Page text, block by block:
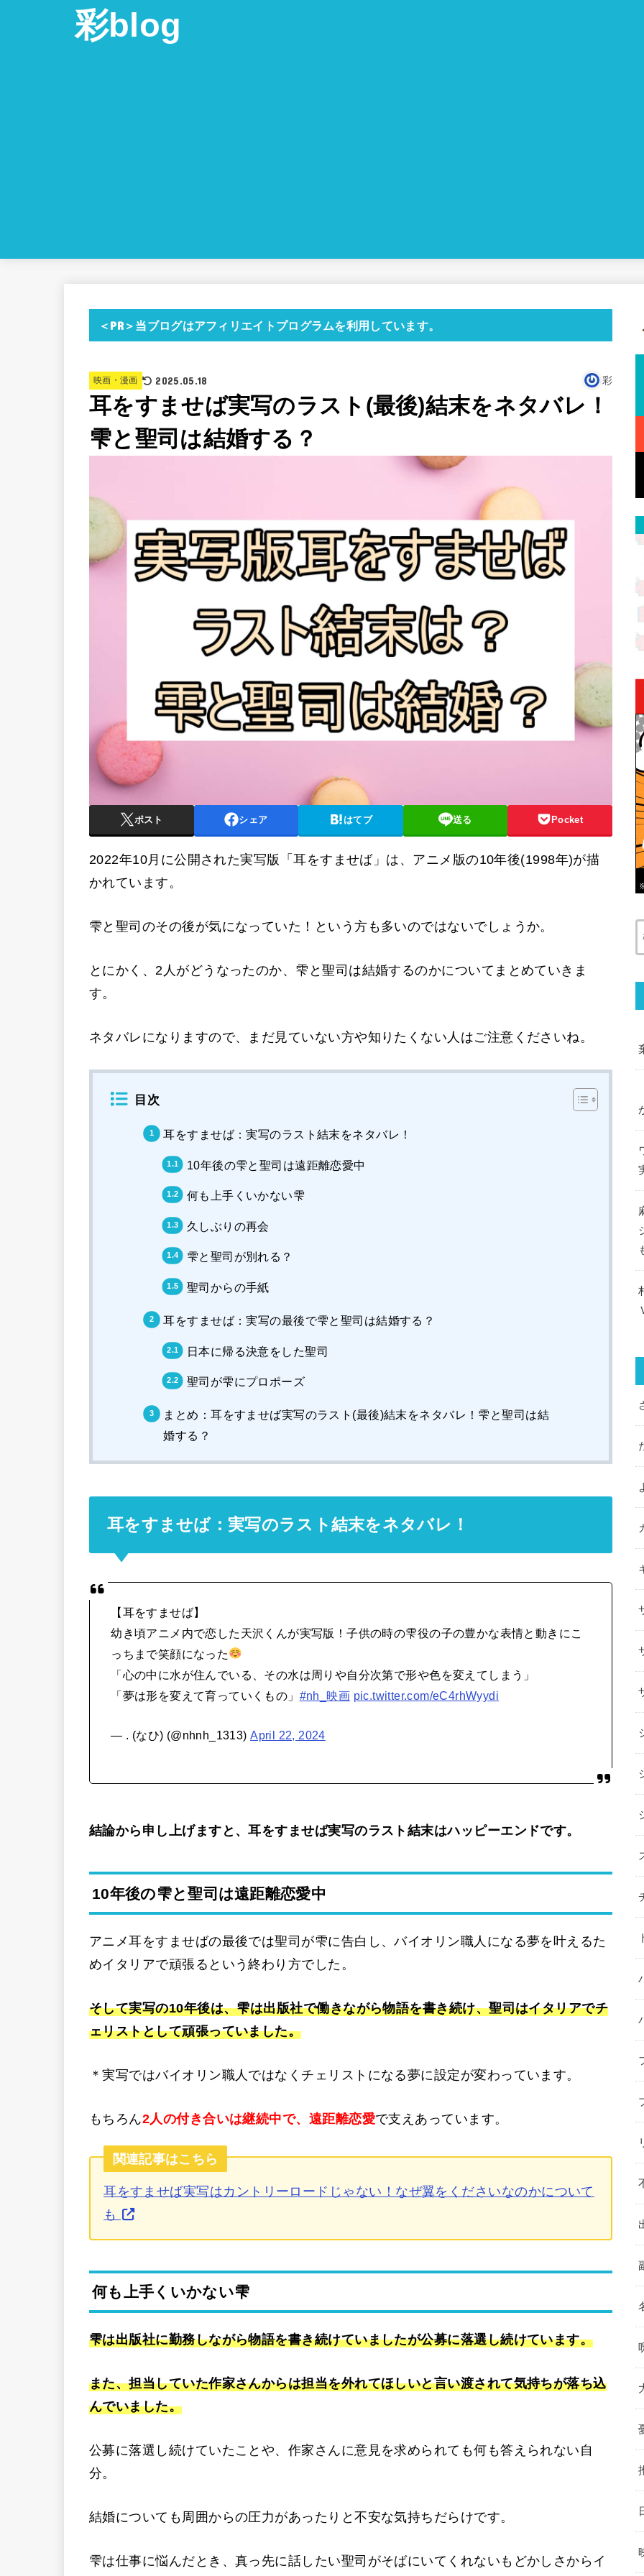
彩blog
＜PR＞当ブログはアフィリエイトプログラムを利用しています。
映画・漫画 2025.05.18 彩
耳をすませば実写のラスト(最後)結末をネタバレ！
雫と聖司は結婚する？
ポスト シェア はてブ 送る Pocket
2022年10月に公開された実写版「耳をすませば」は、アニメ版の10年後(1998年)が描
かれています。
雫と聖司のその後が気になっていた！という方も多いのではないでしょうか。
とにかく、2人がどうなったのか、雫と聖司は結婚するのかについてまとめていきま
す。
ネタバレになりますので、まだ見ていない方や知りたくない人はご注意くださいね。
目次
耳をすませば：実写のラスト結末をネタバレ！
10年後の雫と聖司は遠距離恋愛中
何も上手くいかない雫
久しぶりの再会
雫と聖司が別れる？
聖司からの手紙
耳をすませば：実写の最後で雫と聖司は結婚する？
日本に帰る決意をした聖司
聖司が雫にプロポーズ
まとめ：耳をすませば実写のラスト(最後)結末をネタバレ！雫と聖司は結
婚する？
耳をすませば：実写のラスト結末をネタバレ！
【耳をすませば】
幼き頃アニメ内で恋した天沢くんが実写版！子供の時の雫役の子の豊かな表情と動きにこ
っちまで笑顔になった
「心の中に水が住んでいる、その水は周りや自分次第で形や色を変えてしまう」
「夢は形を変えて育っていくもの」 #nh_映画 pic.twitter.com/eC4rhWyydi
— . (なひ) (@nhnh_1313) April 22, 2024
結論から申し上げますと、耳をすませば実写のラスト結末はハッピーエンドです。
10年後の雫と聖司は遠距離恋愛中
アニメ耳をすませばの最後では聖司が雫に告白し、バイオリン職人になる夢を叶えるた
めイタリアで頑張るという終わり方でした。
そして実写の10年後は、雫は出版社で働きながら物語を書き続け、聖司はイタリアでチ
ェリストとして頑張っていました。
＊実写ではバイオリン職人ではなくチェリストになる夢に設定が変わっています。
もちろん2人の付き合いは継続中で、遠距離恋愛で支えあっています。
関連記事はこちら
耳をすませば実写はカントリーロードじゃない！なぜ翼をくださいなのかについて
も
何も上手くいかない雫
雫は出版社に勤務しながら物語を書き続けていましたが公募に落選し続けています。
また、担当していた作家さんからは担当を外れてほしいと言い渡されて気持ちが落ち込
んでいました。
公募に落選し続けていたことや、作家さんに意見を求められても何も答えられない自
分。
結婚についても周囲からの圧力があったりと不安な気持ちだらけです。
雫は仕事に悩んだとき、真っ先に話したい聖司がそばにいてくれないもどかしさからイ